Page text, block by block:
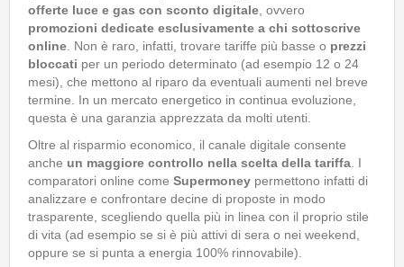
offerte luce e gas con sconto digitale , ovvero
promozioni dedicate esclusivamente a chi sottoscrive
online . Non è raro, infatti, trovare tariffe più basse o prezzi
bloccati per un periodo determinato (ad esempio 12 o 24
mesi), che mettono al riparo da eventuali aumenti nel breve
termine. In un mercato energetico in continua evoluzione,
questa è una garanzia apprezzata da molti utenti.
Oltre al risparmio economico, il canale digitale consente
anche un maggiore controllo nella scelta della tariffa . I
comparatori online come Supermoney permettono infatti di
analizzare e confrontare decine di proposte in modo
trasparente, scegliendo quella più in linea con il proprio stile
di vita (ad esempio se si è più attivi di sera o nei weekend,
oppure se si punta a energia 100% rinnovabile).